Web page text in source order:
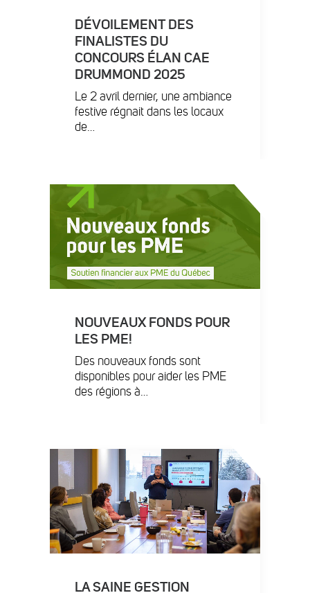
DÉVOILEMENT DES
FINALISTES DU
CONCOURS ÉLAN CAE
DRUMMOND 2025
Le 2 avril dernier, une ambiance
festive régnait dans les locaux
de…
NOUVEAUX FONDS POUR
LES PME!
Des nouveaux fonds sont
disponibles pour aider les PME
des régions à…
LA SAINE GESTION